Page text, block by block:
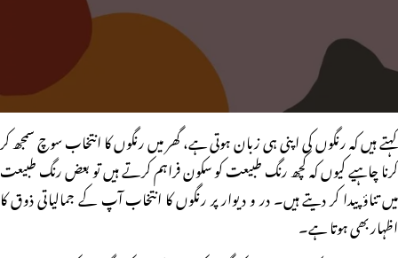
کہتے ہیں کہ رنگوں کی اپنی ہی زبان ہوتی ہے، گھر میں رنگوں کا انتخاب سوچ سمجھ کر
کرنا چاہیے کیوں کہ کچھ رنگ طبیعت کو سکون فراہم کرتے ہیں تو بعض رنگ طبیعت
میں تناؤ پیدا کر دیتے ہیں۔ در و دیوار پر رنگوں کا انتخاب آپ کے جمالیاتی ذوق کا
اظہار بھی ہوتا ہے۔